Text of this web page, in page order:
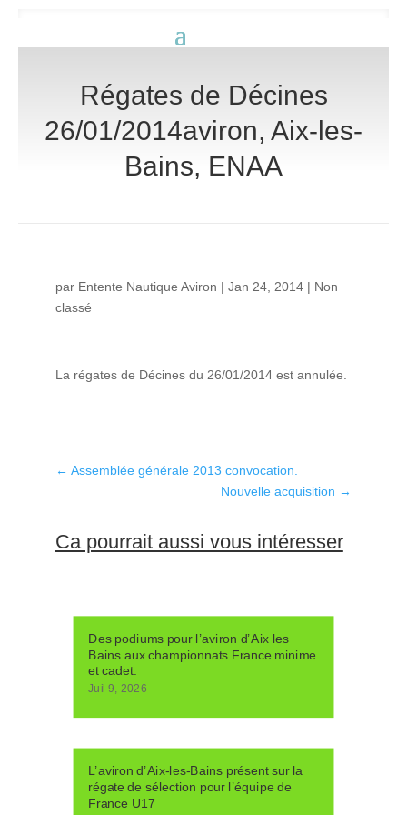
Régates de Décines
26/01/2014aviron, Aix-les-
Bains, ENAA
par Entente Nautique Aviron | Jan 24, 2014| Non
classé
La régates de Décines du 26/01/2014 est annulée.
← Assemblée générale 2013 convocation.
Nouvelle acquisition →
Ca pourrait aussi vous intéresser
Des podiums pour l’aviron d’Aix les
Bains aux championnats France minime
et cadet.
Juil 9, 2026
L’aviron d’Aix-les-Bains présent sur la
régate de sélection pour l’équipe de
France U17